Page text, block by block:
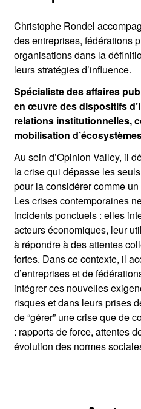
Christophe Rondel
des entreprises, fédérations
organisations dans la
leurs stratégies d’influence.
Spécialiste des affaires
en œuvre des dispositifs
relations institutionnelles,
mobilisation
Au sein d’Opinion Valley, il
la crise qui dépasse les
pour la considérer comme
Les crises contemporaines
incidents ponctuels : elles
acteurs économiques, leur
à répondre à des attentes
fortes. Dans ce contexte, il
d’entreprises et de
intégrer ces nouvelles
risques et dans leurs prises
de “gérer” une crise que de
: rapports de force, attentes
évolution des normes